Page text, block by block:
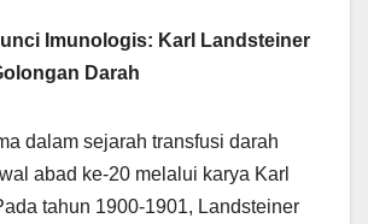
Imunologis: Karl Landsteiner
Darah
dalam sejarah transfusi darah
abad ke-20 melalui karya Karl
tahun 1900-1901, Landsteiner